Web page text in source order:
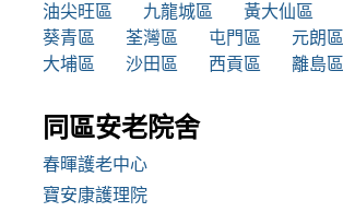
油尖旺區
九龍城區 黃大仙區
葵青區
荃灣區 屯門區 元朗區
大埔區
沙田區 西貢區 離島區
同區安老院舍
春暉護老中心
寶安康護理院